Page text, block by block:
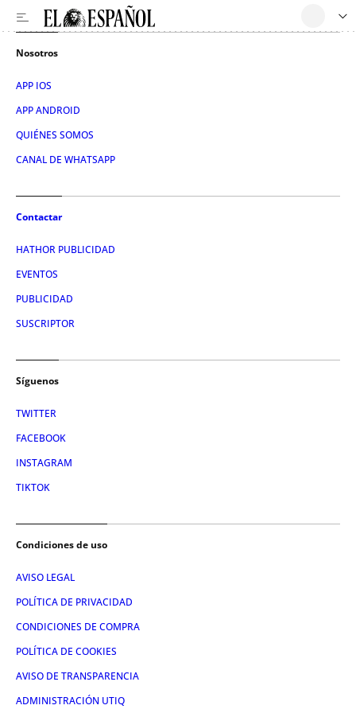
Nosotros
APP IOS
APP ANDROID
QUIÉNES SOMOS
CANAL DE WHATSAPP
Contactar
HATHOR PUBLICIDAD
EVENTOS
PUBLICIDAD
SUSCRIPTOR
Síguenos
TWITTER
FACEBOOK
INSTAGRAM
TIKTOK
Condiciones de uso
AVISO LEGAL
POLÍTICA DE PRIVACIDAD
CONDICIONES DE COMPRA
POLÍTICA DE COOKIES
AVISO DE TRANSPARENCIA
ADMINISTRACIÓN UTIQ